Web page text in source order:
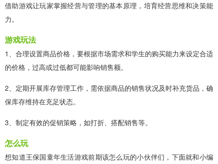
借助游戏让玩家掌握经营与管理的基本原理，培育经营思维和决策能
力。
游戏玩法
1、合理设置商品价格，要根据市场需求和学生的购买能力来设定合适
的价格，过高或过低都可能影响销售额。
2、定期开展库存管理工作，需依据商品的销售状况及时补充货品，确
保库存维持在充足状态。
3、制定有效的促销策略，如打折、搭配销售等。
怎么玩
想知道王保国童年生活游戏前期该怎么玩的小伙伴们，下面就和小编